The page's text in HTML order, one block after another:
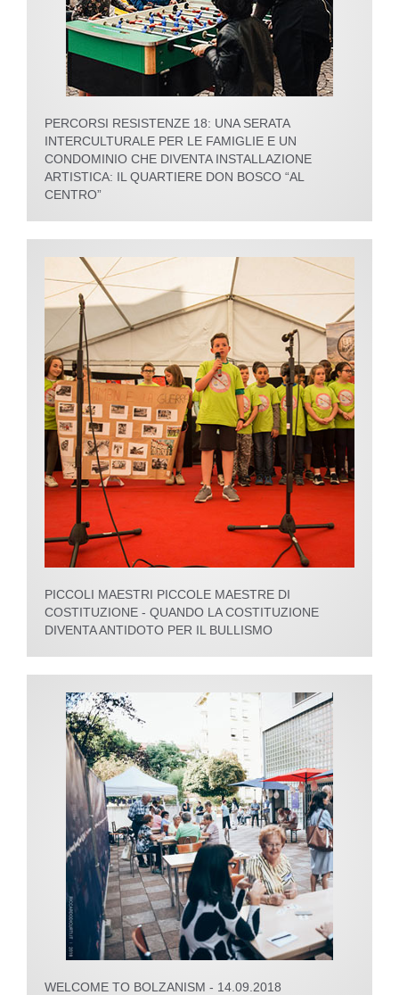
PERCORSI RESISTENZE 18: UNA SERATA
INTERCULTURALE PER LE FAMIGLIE E UN
CONDOMINIO CHE DIVENTA INSTALLAZIONE
ARTISTICA: IL QUARTIERE DON BOSCO “AL
CENTRO”
PICCOLI MAESTRI PICCOLE MAESTRE DI
COSTITUZIONE - QUANDO LA COSTITUZIONE
DIVENTA ANTIDOTO PER IL BULLISMO
WELCOME TO BOLZANISM - 14.09.2018